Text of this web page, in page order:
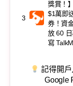
3
獎賞！
$1萬即
券！資
放 60
寫
記得開
Google